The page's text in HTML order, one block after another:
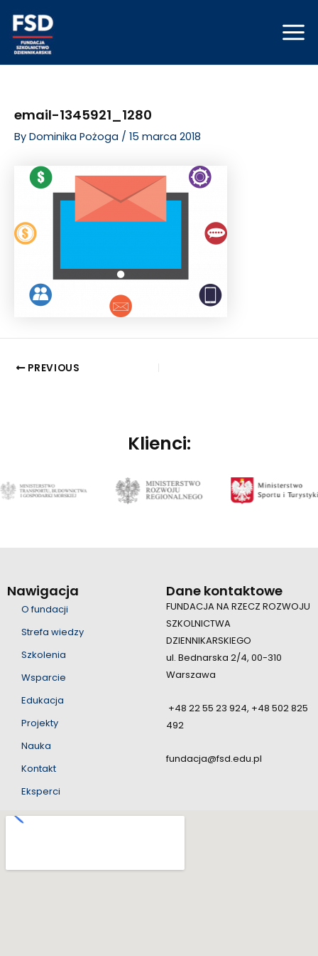
content
email-1345921_1280
By Dominika Pożoga / 15 marca 2018
navigation
PREVIOUS
Klienci:
Nawigacja
O fundacji
Strefa wiedzy
Szkolenia
Wsparcie
Edukacja
Projekty
Nauka
Kontakt
Eksperci
Dane kontaktowe
FUNDACJA NA RZECZ ROZWOJU
SZKOLNICTWA
DZIENNIKARSKIEGO
ul. Bednarska 2/4, 00-310
Warszawa
+48 22 55 23 924, +48 502 825
492
fundacja@fsd.edu.pl